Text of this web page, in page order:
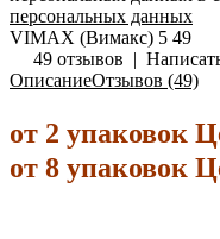
персональных данных
VIMAX (Вимакс) 5 49
49 отзывов |
ОписаниеОтзывов (49)
от 2 упаковок
от 8 упаковок